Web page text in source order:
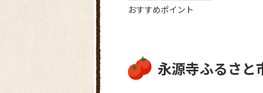
おすすめポイント
永源寺ふるさと